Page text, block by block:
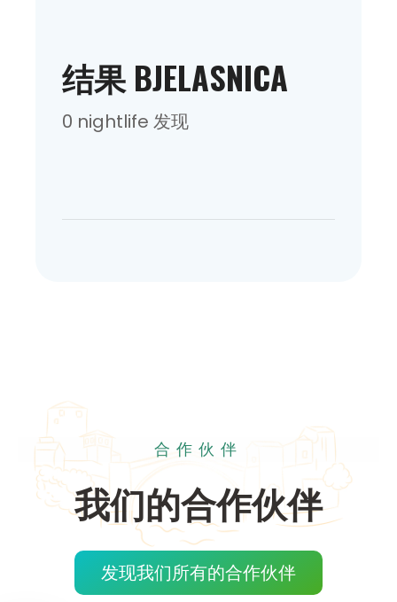
结果 BJELASNICA
0 nightlife 发现
合作伙伴
我们的合作伙伴
发现我们所有的合作伙伴